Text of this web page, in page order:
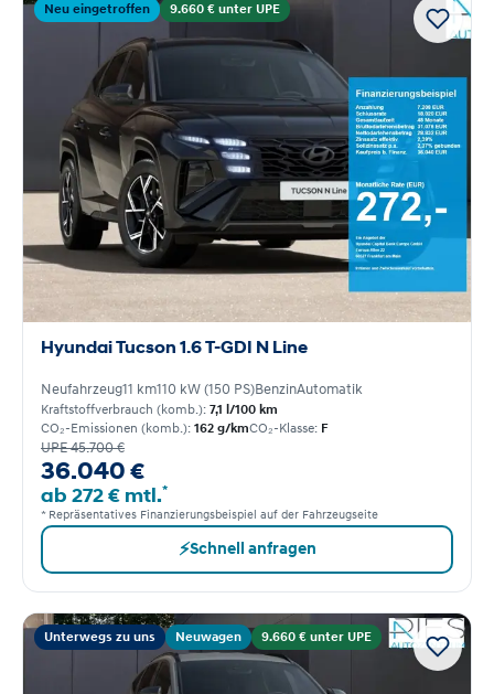
Neu eingetroffen 9.660 € unter UPE
Hyundai Tucson 1.6 T-GDI N Line
Neufahrzeug11 km110 kW (150 PS)BenzinAutomatik
Kraftstoffverbrauch (komb.): 7,1 l/100 km
CO₂-Emissionen (komb.): 162 g/kmCO₂-Klasse: F
UPE 45.700 €
36.040 €
ab 272 € mtl.*
* Repräsentatives Finanzierungsbeispiel auf der Fahrzeugseite
⚡Schnell anfragen
Unterwegs zu uns Neuwagen 9.660 € unter UPE